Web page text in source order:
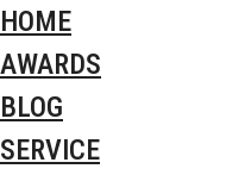
HOME
AWARDS
BLOG
SERVICE